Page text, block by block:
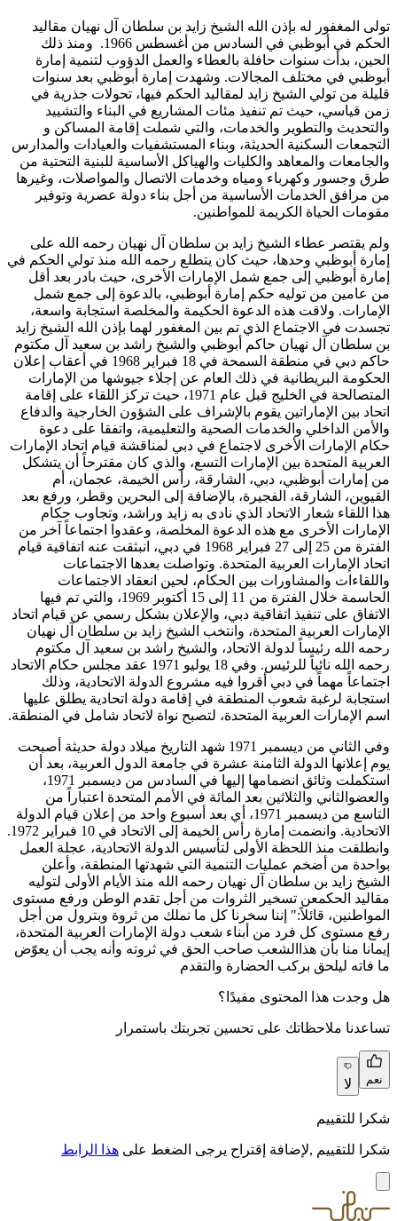
تولى المغفور له بإذن الله الشيخ زايد بن سلطان آل نهيان مقاليد
الحكم في أبوظبي في السادس من أغسطس 1966. ومنذ ذلك
الحين، بدأت سنوات حافلة بالعطاء والعمل الدؤوب لتنمية إمارة
أبوظبي في مختلف المجالات. وشهدت إمارة أبوظبي بعد سنوات
قليلة من تولي الشيخ زايد لمقاليد الحكم فيها، تحولات جذرية في
زمن قياسي، حيث تم تنفيذ مئات المشاريع في البناء والتشييد
والتحديث والتطوير والخدمات، والتي شملت إقامة المساكن و
التجمعات السكنية الحديثة، وبناء المستشفيات والعيادات والمدارس
والجامعات والمعاهد والكليات والهياكل الأساسية للبنية التحتية من
طرق وجسور وكهرباء ومياه وخدمات الاتصال والمواصلات، وغيرها
من مرافق الخدمات الأساسية من أجل بناء دولة عصرية وتوفير
مقومات الحياة الكريمة للمواطنين.
ولم يقتصر عطاء الشيخ زايد بن سلطان آل نهيان رحمه الله على
إمارة أبوظبي وحدها، حيث كان يتطلع رحمه الله منذ تولي الحكم في
إمارة أبوظبي إلى جمع شمل الإمارات الأخرى، حيث بادر بعد أقل
من عامين من توليه حكم إمارة أبوظبي، بالدعوة إلى جمع شمل
الإمارات. ولاقت هذه الدعوة الحكيمة والمخلصة استجابة واسعة،
تجسدت في الاجتماع الذي تم بين المغفور لهما بإذن الله الشيخ زايد
بن سلطان آل نهيان حاكم أبوظبي والشيخ راشد بن سعيد آل مكتوم
حاكم دبي في منطقة السمحة في 18 فبراير 1968 في أعقاب إعلان
الحكومة البريطانية في ذلك العام عن إجلاء جيوشها من الإمارات
المتصالحة في الخليج قبل عام 1971، حيث تركز اللقاء على إقامة
اتحاد بين الإماراتين يقوم بالإشراف على الشؤون الخارجية والدفاع
والأمن الداخلي والخدمات الصحية والتعليمية، واتفقا على دعوة
حكام الإمارات الأخرى لاجتماع في دبي لمناقشة قيام اتحاد الإمارات
العربية المتحدة بين الإمارات التسع، والذي كان مقترحاً أن يتشكل
من إمارات أبوظبي، دبي، الشارقة، رأس الخيمة، عجمان، أم
القيوين، الشارقة، الفجيرة، بالإضافة إلى البحرين وقطر، ورفع بعد
هذا اللقاء شعار الاتحاد الذي نادى به زايد وراشد، وتجاوب حكام
الإمارات الأخرى مع هذه الدعوة المخلصة، وعقدوا اجتماعاً آخر من
الفترة من 25 إلى 27 فبراير 1968 في دبي، انبثقت عنه اتفاقية قيام
اتحاد الإمارات العربية المتحدة. وتواصلت بعدها الاجتماعات
واللقاءات والمشاورات بين الحكام، لحين انعقاد الاجتماعات
الحاسمة خلال الفترة من 11 إلى 15 أكتوبر 1969، والتي تم فيها
الاتفاق على تنفيذ اتفاقية دبي، والإعلان بشكل رسمي عن قيام اتحاد
الإمارات العربية المتحدة، وانتخب الشيخ زايد بن سلطان آل نهيان
رحمه الله رئيساً لدولة الاتحاد، والشيخ راشد بن سعيد آل مكتوم
رحمه الله نائباً للرئيس. وفي 18 يوليو 1971 عقد مجلس حكام الاتحاد
اجتماعاً مهماً في دبي أقروا فيه مشروع الدولة الاتحادية، وذلك
استجابة لرغبة شعوب المنطقة في إقامة دولة اتحادية يطلق عليها
اسم الإمارات العربية المتحدة، لتصبح نواة لاتحاد شامل في المنطقة.
وفي الثاني من ديسمبر 1971 شهد التاريخ ميلاد دولة حديثة أصبحت
يوم إعلانها الدولة الثامنة عشرة في جامعة الدول العربية، بعد أن
استكملت وثائق انضمامها إليها في السادس من ديسمبر 1971،
والعضوالثاني والثلاثين بعد المائة في الأمم المتحدة اعتباراً من
التاسع من ديسمبر 1971، أي بعد أسبوع واحد من إعلان قيام الدولة
الاتحادية. وانضمت إمارة رأس الخيمة إلى الاتحاد في 10 فبراير 1972.
وانطلقت منذ اللحظة الأولى لتأسيس الدولة الاتحادية، عجلة العمل
بواحدة من أضخم عمليات التنمية التي شهدتها المنطقة، وأعلن
الشيخ زايد بن سلطان آل نهيان رحمه الله منذ الأيام الأولى لتوليه
مقاليد الحكمعن تسخير الثروات من أجل تقدم الوطن ورفع مستوى
المواطنين، قائلاً:" إننا سخرنا كل ما نملك من ثروة وبترول من أجل
رفع مستوى كل فرد من أبناء شعب دولة الإمارات العربية المتحدة،
إيمانا منا بأن هذاالشعب صاحب الحق في ثروته وأنه يجب أن يعوّض
ما فاته ليلحق بركب الحضارة والتقدم
هل وجدت هذا المحتوى مفيدًا؟
تساعدنا ملاحظاتك على تحسين تجربتك باستمرار
نعم لا
شكرا للتقييم
شكرا للتقييم ,لإضافة إقتراح يرجى الضغط على هذا الرابط